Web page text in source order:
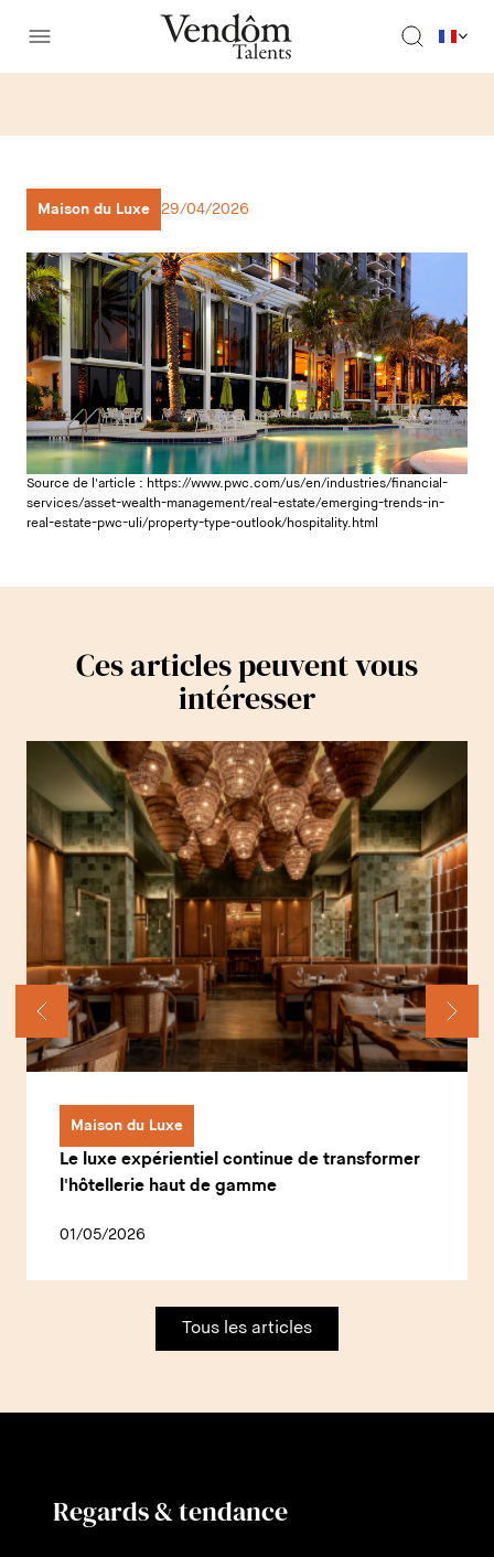
Maison du Luxe 29/04/2026
Source de l'article : https://www.pwc.com/us/en/industries/financial-
services/asset-wealth-management/real-estate/emerging-trends-in-
real-estate-pwc-uli/property-type-outlook/hospitality.html
Ces articles peuvent vous
intéresser
Maison du Luxe
Le luxe expérientiel continue de transformer
l'hôtellerie haut de gamme
01/05/2026
Tous les articles
Regards & tendance